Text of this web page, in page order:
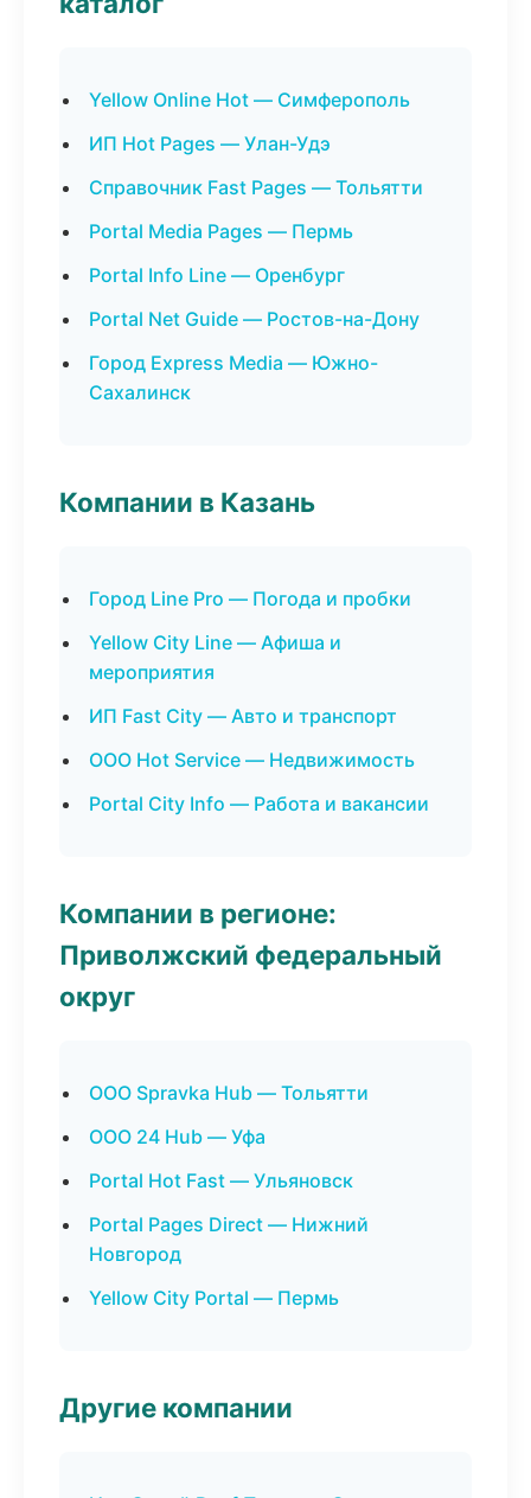
Yellow Online Hot — Симферополь
ИП Hot Pages — Улан-Удэ
Справочник Fast Pages — Тольятти
Portal Media Pages — Пермь
Portal Info Line — Оренбург
Portal Net Guide — Ростов-на-Дону
Город Express Media — Южно-
Сахалинск
Компании в Казань
Город Line Pro — Погода и пробки
Yellow City Line — Афиша и
мероприятия
ИП Fast City — Авто и транспорт
ООО Hot Service — Недвижимость
Portal City Info — Работа и вакансии
Компании в регионе:
Приволжский федеральный
округ
ООО Spravka Hub — Тольятти
ООО 24 Hub — Уфа
Portal Hot Fast — Ульяновск
Portal Pages Direct — Нижний
Новгород
Yellow City Portal — Пермь
Другие компании